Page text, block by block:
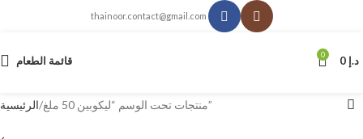
thainoor.contact@gmail.com
قائمة الطعام 0 د.إ
الرئيسية منتجات تحت الوسم “ليكوبين 50 ملغ”